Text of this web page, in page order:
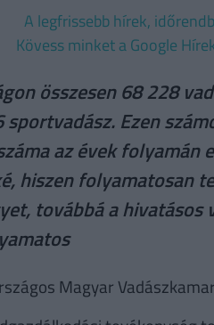
A legfrissebb hírek,
Kövess minket a Google
összesen 68 228
Ezen
az évek folyamán
hiszen folyamatosan
továbbá a hivatásos
Magyar